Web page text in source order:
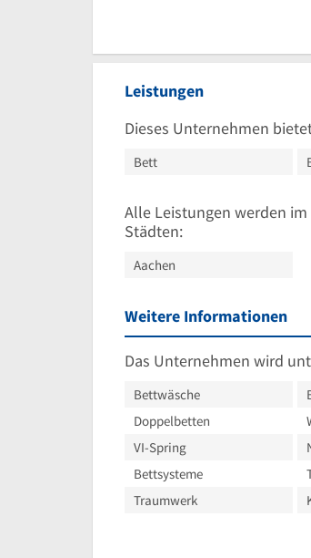
Leistungen
Dieses Unternehmen
Bett
Alle Leistungen werden
Städten:
Aachen
Weitere Informationen
Das Unternehmen wird
Bettwäsche
Doppelbetten
VI-Spring
Bettsysteme
Traumwerk